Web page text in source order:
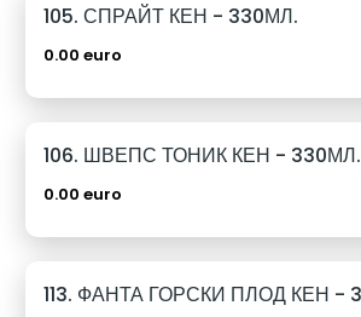
105. СПРАЙТ КЕН - 330МЛ.
0.00 euro
106. ШВЕПС ТОНИК КЕН - 330МЛ.
0.00 euro